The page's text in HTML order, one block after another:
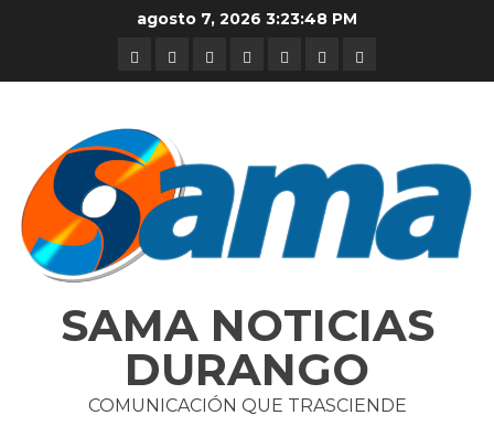
agosto 7, 2026 3:23:49 PM
DURANGO
NACIONAL
INTERNACIONAL
DEPORTES
ENTRETENIMIENTO
CIENCIA
Y
OPINION
SAMA NOTICIAS
DURANGO
COMUNICACIÓN QUE TRASCIENDE